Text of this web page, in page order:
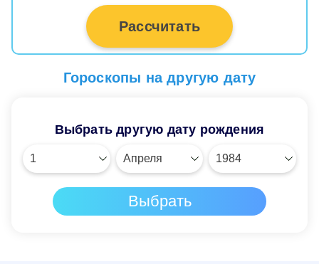
Рассчитать
Гороскопы на другую дату
Выбрать другую дату рождения